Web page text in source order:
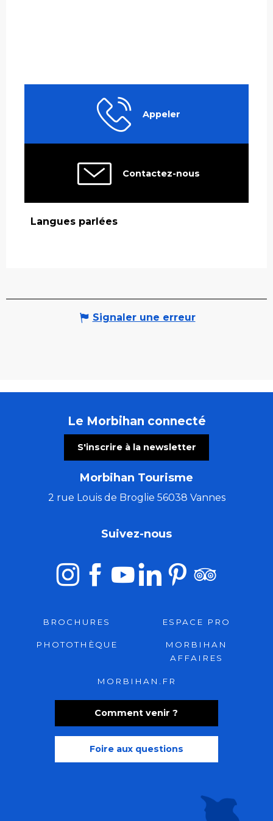
Appeler
Contactez-nous
Langues parlées
Langues parlées
Signaler une erreur
Le Morbihan connecté
S'inscrire à la newsletter
Morbihan Tourisme
2 rue Louis de Broglie 56038 Vannes
Comment venir ?
Foire aux questions
Suivez-nous
BROCHURES ESPACE PRO
PHOTOTHÈQUE
MORBIHAN
AFFAIRES
MORBIHAN.FR